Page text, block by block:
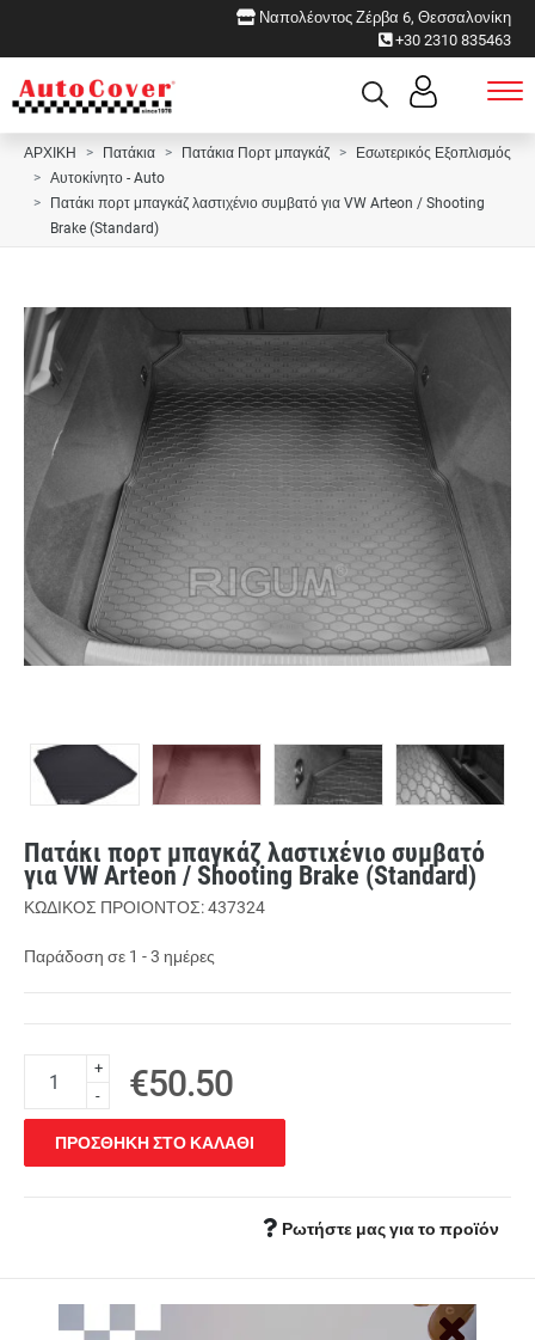
Ναπολέοντος Ζέρβα 6, Θεσσαλονίκη
+30 2310 835463
ΑΡΧΙΚΗ Πατάκια Πατάκια Πορτ μπαγκάζ
Εσωτερικός Εξοπλισμός
Αυτοκίνητο - Auto
Πατάκι πορτ μπαγκάζ λαστιχένιο συμβατό για VW Arteon / Shooting
Brake (Standard)
Πατάκι πορτ μπαγκάζ λαστιχένιο συμβατό
για VW Arteon / Shooting Brake (Standard)
ΚΩΔΙΚΟΣ ΠΡΟΙΟΝΤΟΣ: 437324
Παράδοση σε 1 - 3 ημέρες
+
-
€50.50
ΠΡΟΣΘΗΚΗ ΣΤΟ ΚΑΛΑΘΙ
Ρωτήστε μας για το προϊόν